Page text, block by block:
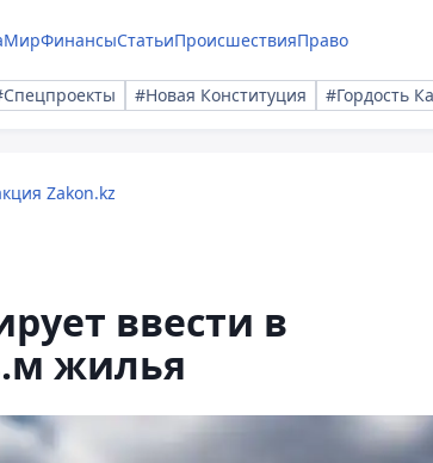
МирФинансыСтатьиПроисшествияПраво
#Новая Конституция #Гордость
Zakon.kz
ввести в
жилья